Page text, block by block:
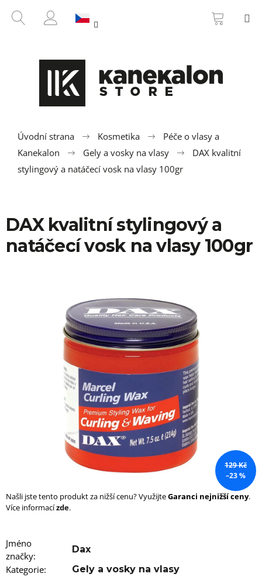
HLEDAT
PŘIHLÁŠENÍ
KOŠÍK
Úvodní strana Kosmetika
Péče o vlasy a
Kanekalon
Gely a vosky na vlasy
DAX kvalitní
stylingový a natáčecí vosk na vlasy 100gr
DAX kvalitní stylingový a
natáčecí vosk na vlasy 100gr
129 Kč
–23 %
Našli jste tento produkt za nižší cenu? VyužijteGaranci nejnižší ceny.
Více informacízde.
Jméno
značky:
Dax
Kategorie: Gely a vosky na vlasy
ZPĚT
ZPĚT
e
b
e
t
e
HLEDAT
u
č
e
m
e